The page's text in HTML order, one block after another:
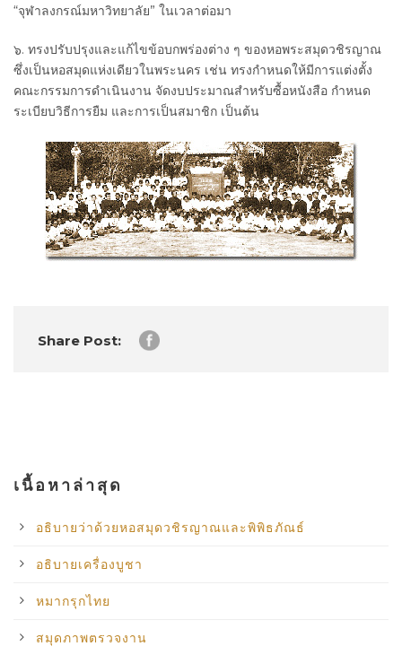
“จุฬาลงกรณ์มหาวิทยาลัย” ในเวลาต่อมา
๖. ทรงปรับปรุงและแก้ไขข้อบกพร่องต่าง ๆ ของหอพระสมุดวชิรญาณ
ซึ่งเป็นหอสมุดแห่งเดียวในพระนคร เช่น ทรงกำหนดให้มีการแต่งตั้ง
คณะกรรมการดำเนินงาน จัดงบประมาณสำหรับซื้อหนังสือ กำหนด
ระเบียบวิธีการยืม และการเป็นสมาชิก เป็นต้น
Share Post:
เนื้อหาล่าสุด
อธิบายว่าด้วยหอสมุดวชิรญาณและพิพิธภัณธ์
อธิบายเครื่องบูชา
หมากรุกไทย
สมุดภาพตรวจงาน